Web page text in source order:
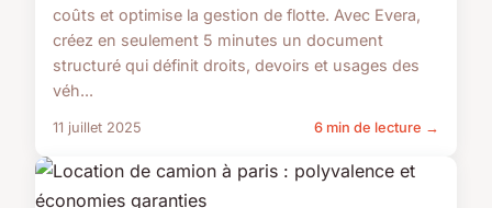
coûts et optimise la gestion de flotte. Avec Evera,
créez en seulement 5 minutes un document
structuré qui définit droits, devoirs et usages des
véh...
11 juillet 2025 6 min de lecture →